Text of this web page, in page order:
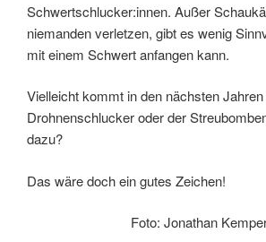
Schwertschlucker:innen. Außer
niemanden verletzen, gibt es wenig
mit einem Schwert anfangen kann.
Vielleicht kommt in den nächsten
Drohnenschlucker oder der
dazu?
Das wäre doch ein gutes Zeichen!
Foto: Jonathan